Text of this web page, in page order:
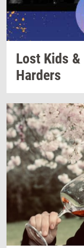
Lost Kids &
Har­ders